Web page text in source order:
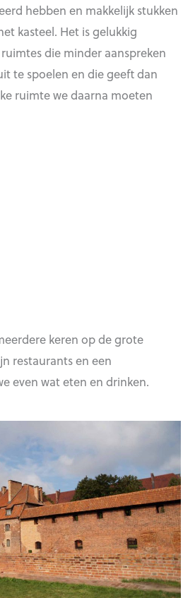
hebben en makkelijk stukken
kasteel. Het is gelukkig
die minder aanspreken
te spoelen en die geeft dan
ruimte we daarna moeten
keren op de grote
restaurants en een
even wat eten en drinken.